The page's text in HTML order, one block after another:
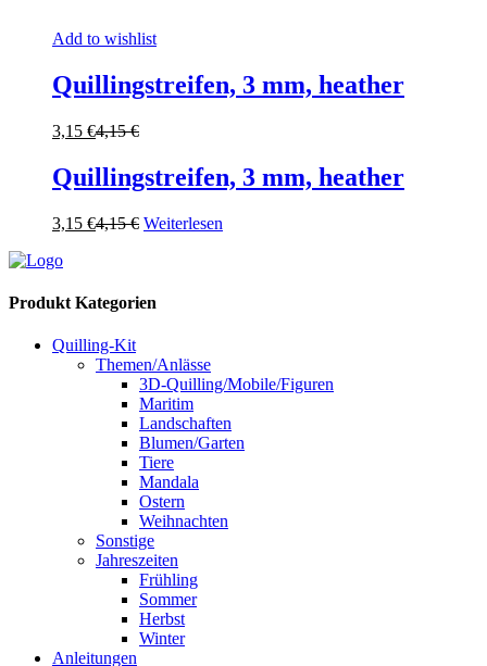
Add to wishlist
Quillingstreifen, 3 mm, heather
3,15 €4,15€
Quillingstreifen, 3 mm, heather
3,15 €4,15€ Weiterlesen
Produkt Kategorien
Quilling-Kit
Themen/Anlässe
3D-Quilling/Mobile/Figuren
Maritim
Landschaften
Blumen/Garten
Tiere
Mandala
Ostern
Weihnachten
Sonstige
Jahreszeiten
Frühling
Sommer
Herbst
Winter
Anleitungen